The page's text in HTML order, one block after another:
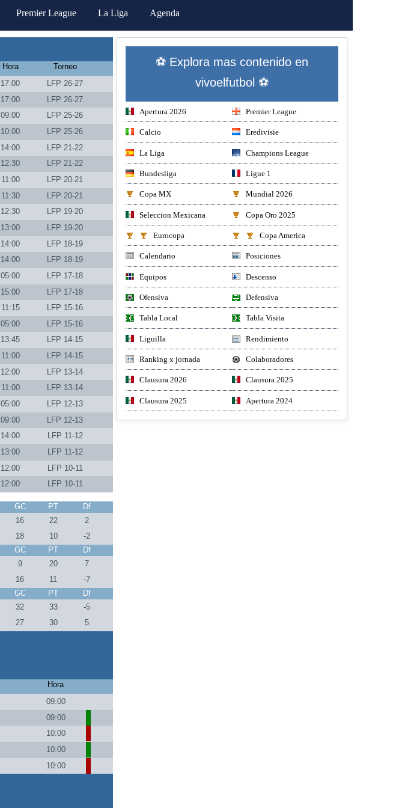
Premier League La Liga Agenda
Hora
Torneo
17:00
LFP 26-27
17:00
LFP 26-27
09:00
LFP 25-26
10:00
LFP 25-26
14:00
LFP 21-22
12:30
LFP 21-22
11:00
LFP 20-21
11:30
LFP 20-21
12:30
LFP 19-20
13:00
LFP 19-20
14:00
LFP 18-19
14:00
LFP 18-19
05:00
LFP 17-18
15:00
LFP 17-18
11:15
LFP 15-16
05:00
LFP 15-16
13:45
LFP 14-15
11:00
LFP 14-15
12:00
LFP 13-14
11:00
LFP 13-14
05:00
LFP 12-13
09:00
LFP 12-13
14:00
LFP 11-12
13:00
LFP 11-12
12:00
LFP 10-11
12:00 LFP 10-11
GC PT
Df
16 22
2
18 10
-2
GC PT
Df
9 20
7
16 11
-7
GC PT
Df
32 33
-5
27 30 5
Hora
09:00
09:00
10:00
10:00
10:00
⚽ Explora mas contenido en
vivoelfutbol ⚽
Apertura 2026 Premier League
Calcio Eredivisie
La Liga Champions League
Bundesliga Ligue 1
Copa MX Mundial 2026
Seleccion Mexicana Copa Oro 2025
Eurocopa Copa America
Calendario Posiciones
Equipos Descenso
Ofensiva Defensiva
Tabla Local Tabla Visita
Liguilla Rendimiento
Ranking x jornada Colaboradores
Clausura 2026 Clausura 2025
Clausura 2025 Apertura 2024